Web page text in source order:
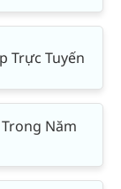
Trực Tuyến
Năm